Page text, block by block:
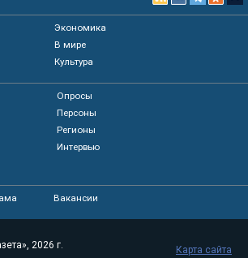
Экономика
В мире
Культура
Опросы
Персоны
Регионы
Интервью
Вакансии
2026 г.
Карта сайта